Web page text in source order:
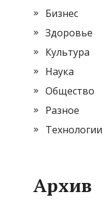
Бизнес
Здоровье
Культура
Наука
Общество
Разное
Технологии
Архив